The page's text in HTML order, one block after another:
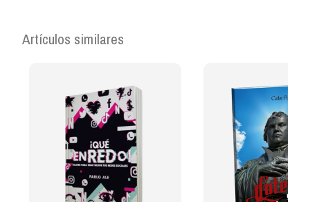
Artículos similares